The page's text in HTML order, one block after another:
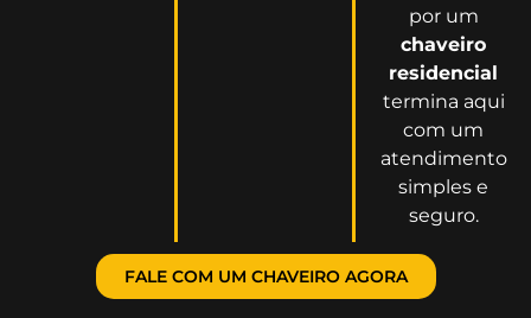
por um
chaveiro
residencial
termina aqui
com um
atendimento
simples e
seguro.
FALE COM UM CHAVEIRO AGORA